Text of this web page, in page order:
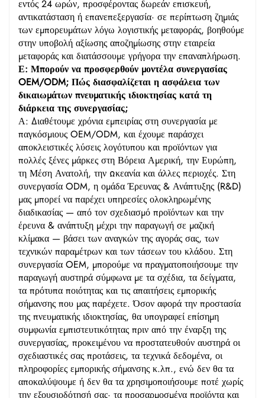
εντός 24 ωρών, προσφέροντας δωρεάν επισκευή,
αντικατάσταση ή επανεπεξεργασία· σε περίπτωση ζημιάς
των εμπορευμάτων λόγω λογιστικής μεταφοράς, βοηθούμε
στην υποβολή αξίωσης αποζημίωσης στην εταιρεία
μεταφοράς και διατάσσουμε γρήγορα την επαναπλήρωση.
Ε: Μπορούν να προσφερθούν μοντέλα συνεργασίας
OEM/ODM; Πώς διασφαλίζεται η ασφάλεια των
δικαιωμάτων πνευματικής ιδιοκτησίας κατά τη
διάρκεια της συνεργασίας;
Α: Διαθέτουμε χρόνια εμπειρίας στη συνεργασία με
παγκόσμιους OEM/ODM, και έχουμε παράσχει
αποκλειστικές λύσεις λογότυπου και προϊόντων για
πολλές ξένες μάρκες στη Βόρεια Αμερική, την Ευρώπη,
τη Μέση Ανατολή, την Ωκεανία και άλλες περιοχές. Στη
συνεργασία ODM, η ομάδα Έρευνας & Ανάπτυξης (R&D)
μας μπορεί να παρέχει υπηρεσίες ολοκληρωμένης
διαδικασίας — από τον σχεδιασμό προϊόντων και την
έρευνα & ανάπτυξη μέχρι την παραγωγή σε μαζική
κλίμακα — βάσει των αναγκών της αγοράς σας, των
τεχνικών παραμέτρων και των τάσεων του κλάδου. Στη
συνεργασία OEM, μπορούμε να πραγματοποιήσουμε την
παραγωγή αυστηρά σύμφωνα με τα σχέδια, τα δείγματα,
τα πρότυπα ποιότητας και τις απαιτήσεις εμπορικής
σήμανσης που μας παρέχετε. Όσον αφορά την προστασία
της πνευματικής ιδιοκτησίας, θα υπογραφεί επίσημη
συμφωνία εμπιστευτικότητας πριν από την έναρξη της
συνεργασίας, προκειμένου να προστατευθούν αυστηρά οι
σχεδιαστικές σας προτάσεις, τα τεχνικά δεδομένα, οι
πληροφορίες εμπορικής σήμανσης κ.λπ., ενώ δεν θα τα
αποκαλύψουμε ή δεν θα τα χρησιμοποιήσουμε ποτέ χωρίς
την εξουσιοδότησή σας· τα προσαρμοσμένα προϊόντα και